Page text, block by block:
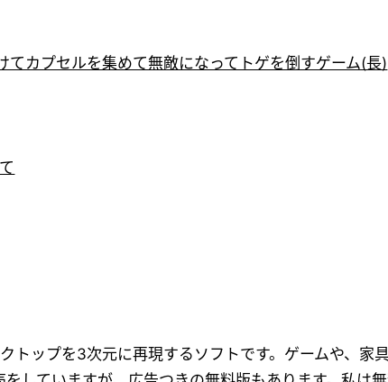
てカプセルを集めて無敵になってトゲを倒すゲーム(長)
ップを3次元に再現するソフトです。ゲームや、家